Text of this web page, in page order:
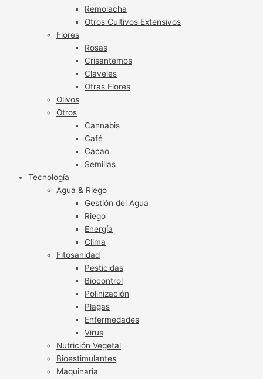
Remolacha
Otros Cultivos Extensivos
Flores
Rosas
Crisantemos
Claveles
Otras Flores
Olivos
Otros
Cannabis
Café
Cacao
Semillas
Tecnología
Agua & Riego
Gestión del Agua
Riego
Energía
Clima
Fitosanidad
Pesticidas
Biocontrol
Polinización
Plagas
Enfermedades
Virus
Nutrición Vegetal
Bioestimulantes
Maquinaria